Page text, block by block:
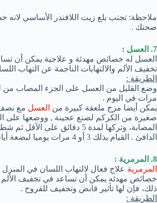
ملاحظة: تجنب بلع زيت اللافندر الأساسي لانه
صحتك .
7. العسل :
العسل له خصائص مهدئة و علاجية يمكن أن
تخفيف الألم والالتهابات الناجمة عن التهاب
الطريقة :
وضع القليل من العسل على الجزء المصاب من
مرات في اليوم .
يمكن أيضا مزج ملعقة كبيرة من العسل مع
صغيرة من الكركم لصنع عجينة , ووضعها على
المصابة، وتركها لمدة 5 دقائق على
الدافئ . القيام بذلك 3 أو 4 مرات يوميا لبضعة أيام .
8. المرمرية :
المرمرية علاج فعال لالتهاب اللسان في المنزل
خصائص مهدئه يمكن أن تساعد في تخفيف الألم
ذلك، فإن لها تأثير قابض وتجفيف للقروح .
الطريقة :